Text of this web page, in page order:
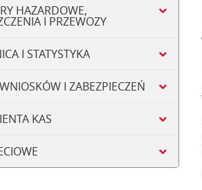
HAZARDOWE,
I PRZEWOZY
I STATYSTYKA
I ZABEZPIECZEŃ
KAS